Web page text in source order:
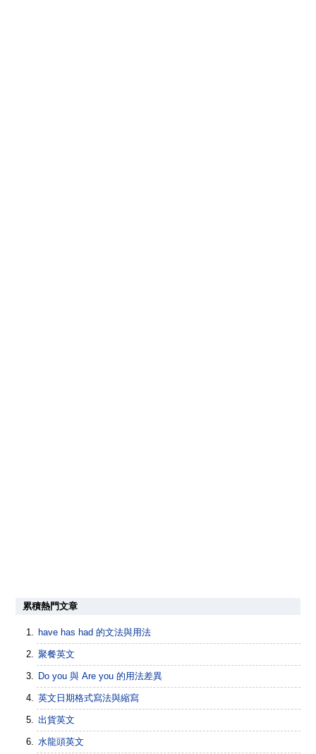
累積熱門文章
have has had 的文法與用法
聚餐英文
Do you 與 Are you 的用法差異
英文日期格式寫法與縮寫
出貨英文
水龍頭英文